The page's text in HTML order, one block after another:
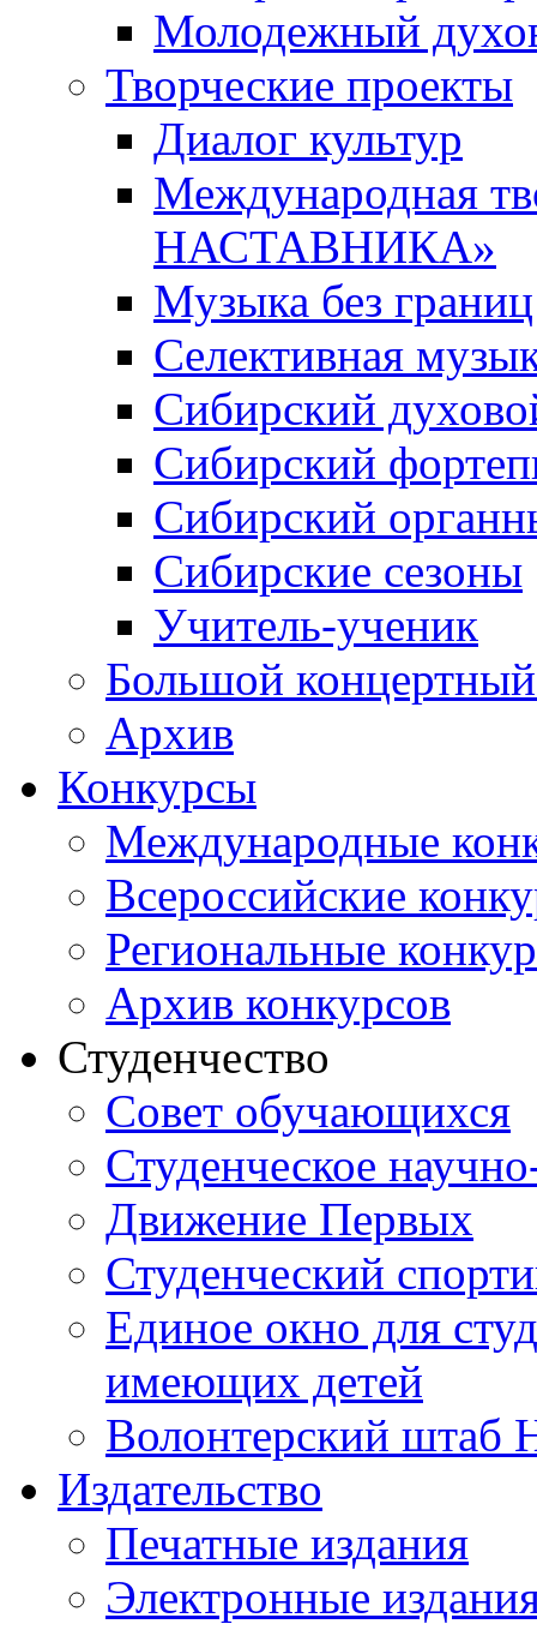
Молодежный
Творческие проекты
Диалог культур
Международная
НАСТАВНИКА»
Музыка без границ
Селективная
Сибирский
Сибирский
Сибирский
Сибирские сезоны
Учитель-ученик
Большой концертный
Архив
Конкурсы
Международные
Всероссийские
Региональные
Архив конкурсов
Студенчество
Совет обучающихся
Студенческое
Движение Первых
Студенческий
Единое окно для
имеющих детей
Волонтерский штаб
Издательство
Печатные издания
Электронные